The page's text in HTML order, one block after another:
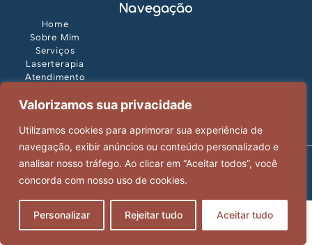
Valorizamos sua privacidade
Utilizamos cookies para aprimorar sua experiência de
navegação, exibir anúncios ou conteúdo personalizado e
analisar nosso tráfego. Ao clicar em “Aceitar todos”, você
concorda com nosso uso de cookies.
Personalizar Rejeitar tudo Aceitar tudo
Navegação
Home
Sobre Mim
Serviços
Laserterapia
Atendimento
NOS ACOMPANHE NO INSTAGRAM
Política de Privacidade
Dra. Alessandra Madeiro © 2026 | Todos os direitos reservados
Desenvolvido porTUP Cloud